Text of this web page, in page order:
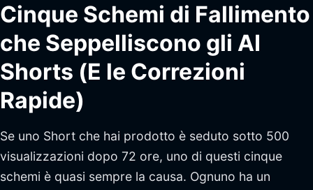
Cinque Schemi di Fallimento
che Seppelliscono gli AI
Shorts (E le Correzioni
Rapide)
Se uno Short che hai prodotto è seduto sotto 500
visualizzazioni dopo 72 ore, uno di questi cinque
schemi è quasi sempre la causa. Ognuno ha un